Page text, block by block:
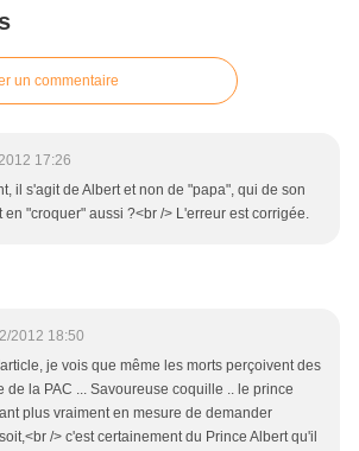
un commentaire
17:26
il s'agit de Albert et non de "papa", qui de son
en "croquer" aussi ?<br /> L'erreur est corrigée.
2012 18:50
je vois que même les morts perçoivent des
de la PAC ... Savoureuse coquille .. le prince
plus vraiment en mesure de demander
/> c'est certainement du Prince Albert qu'il